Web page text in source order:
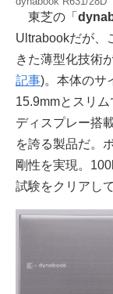
東芝の「
Ultrabookだが、
きた薄型化技術
記事)。本体のサ
15.9mmとスリ
ディスプレー搭
を誇る製品だ。
剛性を実現。
試験をクリアし